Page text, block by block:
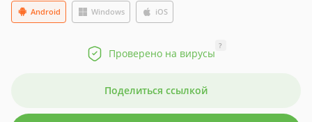
Windows
Android iOS
Проверено на вирусы
?
Поделиться ссылкой